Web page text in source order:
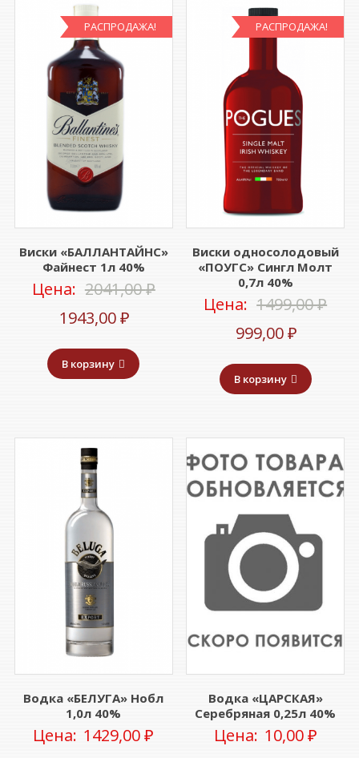
РАСПРОДАЖА!
Виски «БАЛЛАНТАЙНС»
Файнест 1л 40%
Цена: 2041,00₽Первоначальная
составляла
2041,00 ₽.
1943,00₽
цена:
1943,00 ₽.
В корзину
РАСПРОДАЖА!
Виски односолодовый
«ПОУГС» Сингл Молт
0,7л 40%
Цена: 1499,00₽
999,00₽
цена:
999,00
В корзину
Водка «БЕЛУГА» Нобл
1,0л 40%
Цена: 1429,00₽
Водка «ЦАРСКАЯ»
Серебряная 0,25л 40%
Цена: 10,00₽